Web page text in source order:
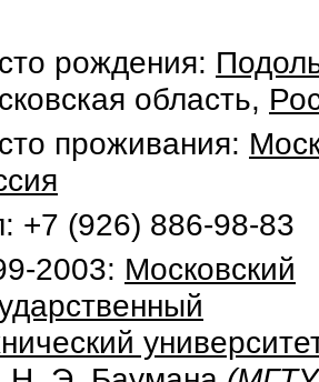
рождения:
область,
проживания:
+7 (926) 886-98-83
2003: Московский